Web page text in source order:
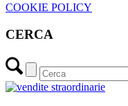
COOKIE POLICY
CERCA